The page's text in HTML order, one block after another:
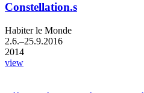
Constellation.s
Habiter le Monde
2.6.–25.9.2016
2014
view